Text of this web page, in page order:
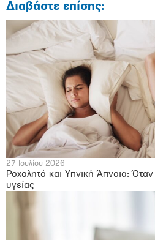
Διαβάστε επίσης:
27 Ιουλίου 2026
Ροχαλητό και Υπνική Άπνοια:
υγείας